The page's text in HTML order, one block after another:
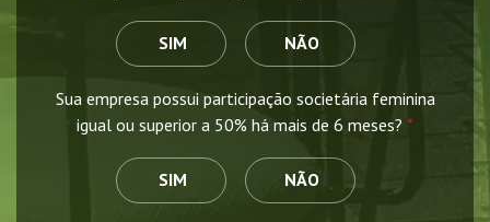
SIM NÃO
Sua empresa possui participação societária feminina
igual ou superior a 50% há mais de 6 meses? *
SIM NÃO